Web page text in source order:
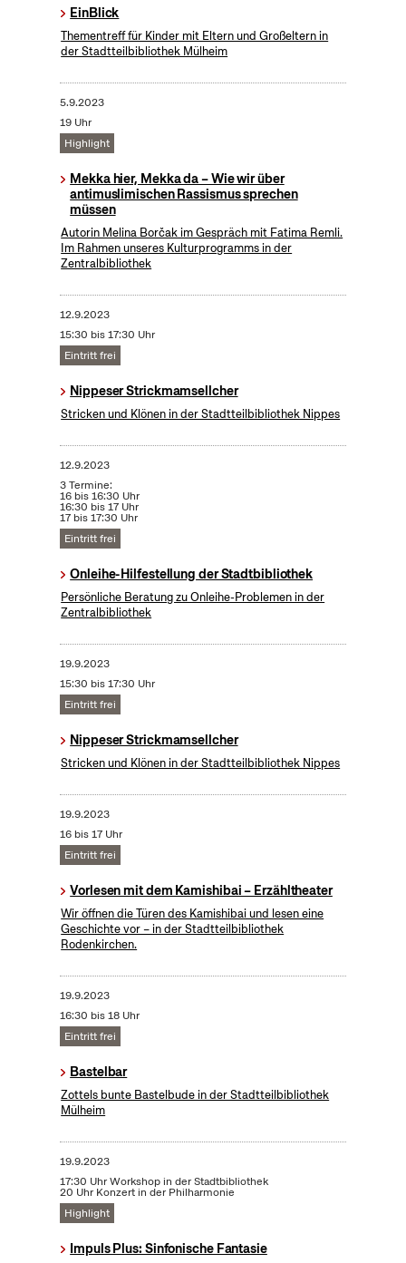
EinBlick
Thementreff für Kinder mit Eltern und Großeltern in
der Stadtteilbibliothek Mülheim
5.9.2023
19 Uhr
Highlight
Mekka hier, Mekka da – Wie wir über
antimuslimischen Rassismus sprechen
müssen
Autorin Melina Borčak im Gespräch mit Fatima Remli.
Im Rahmen unseres Kulturprogramms in der
Zentralbibliothek
12.9.2023
15:30 bis 17:30 Uhr
Eintritt frei
Nippeser Strickmamsellcher
Stricken und Klönen in der Stadtteilbibliothek Nippes
12.9.2023
3 Termine:
16 bis 16:30 Uhr
16:30 bis 17 Uhr
17 bis 17:30 Uhr
Eintritt frei
Onleihe-Hilfestellung der Stadtbibliothek
Persönliche Beratung zu Onleihe-Problemen in der
Zentralbibliothek
19.9.2023
15:30 bis 17:30 Uhr
Eintritt frei
Nippeser Strickmamsellcher
Stricken und Klönen in der Stadtteilbibliothek Nippes
19.9.2023
16 bis 17 Uhr
Eintritt frei
Vorlesen mit dem Kamishibai – Erzähltheater
Wir öffnen die Türen des Kamishibai und lesen eine
Geschichte vor – in der Stadtteilbibliothek
Rodenkirchen.
19.9.2023
16:30 bis 18 Uhr
Eintritt frei
Bastelbar
Zottels bunte Bastelbude in der Stadtteilbibliothek
Mülheim
19.9.2023
17:30 Uhr Workshop in der Stadtbibliothek
20 Uhr Konzert in der Philharmonie
Highlight
Impuls Plus: Sinfonische Fantasie